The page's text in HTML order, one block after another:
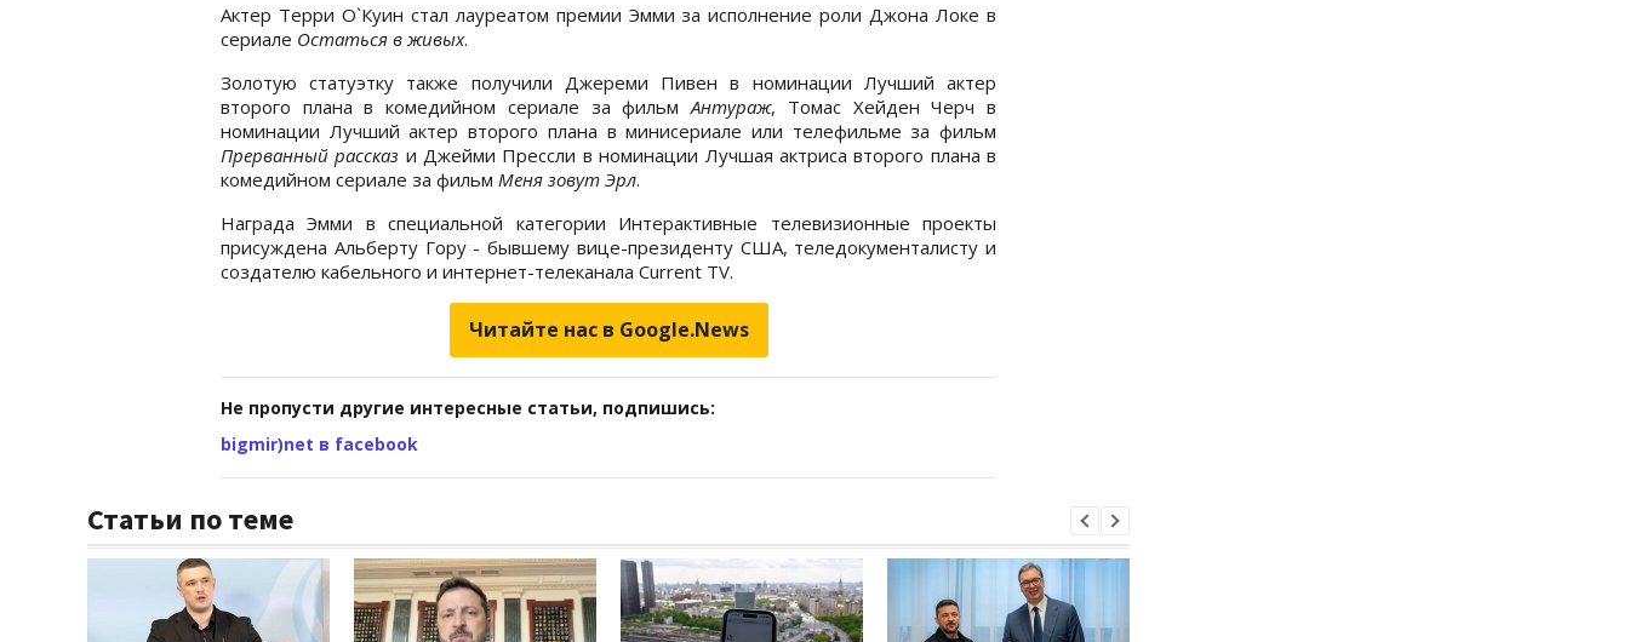
Актер Терри О`Куин стал лауреатом премии Эмми за исполнение роли Джона Локе в
сериале Остаться в живых.
Золотую статуэтку также получили Джереми Пивен в номинации Лучший актер
второго плана в комедийном сериале за фильмАнтураж, Томас Хейден Черч в
номинации Лучший актер второго плана в минисериале или телефильме за фильм
Прерванный рассказ и Джейми Прессли в номинации Лучшая актриса второго плана в
комедийном сериале за фильм Меня зовут Эрл.
Награда Эмми в специальной категории Интерактивные телевизионные проекты
присуждена Альберту Гору - бывшему вице-президенту США, теледокументалисту и
создателю кабельного и интернет-телеканала Current TV.
Читайте нас в Google.News
Не пропусти другие интересные статьи, подпишись:
bigmir)net в facebook
Статьи по теме